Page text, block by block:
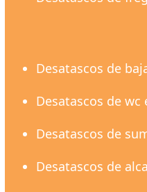
Desatascos de
Desatascos de wc
Desatascos de
Desatascos de